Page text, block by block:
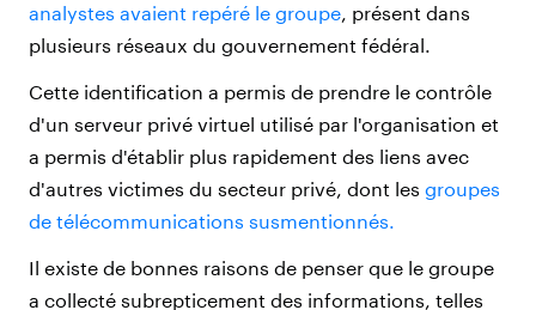
analystes avaient repéré le groupe, présent dans
plusieurs réseaux du gouvernement fédéral.
Cette identification a permis de prendre le contrôle
d'un serveur privé virtuel utilisé par l'organisation et
a permis d'établir plus rapidement des liens avec
d'autres victimes du secteur privé, dont les groupes
de télécommunications susmentionnés.
Il existe de bonnes raisons de penser que le groupe
a collecté subrepticement des informations, telles